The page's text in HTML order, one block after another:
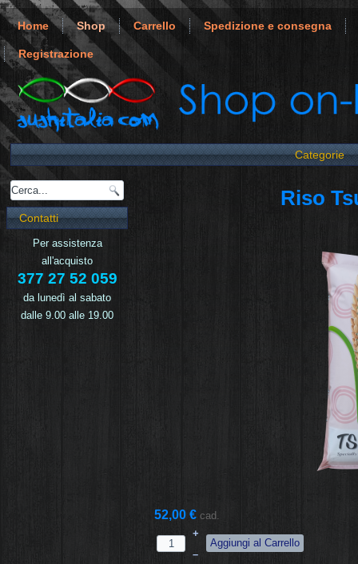
Home Shop Carrello Spedizione e consegna
Registrazione
Categorie
Contatti
Per assistenza
all'acquisto
377 27 52 059
da lunedì al sabato
dalle 9.00 alle 19.00
Riso
52,00 € cad.
+
–